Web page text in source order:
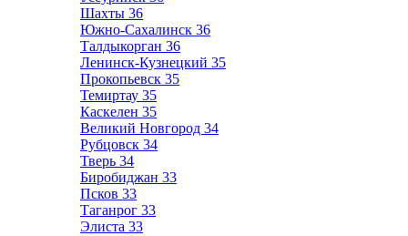
Шахты 36
Южно-Сахалинск 36
Талдыкорган 36
Ленинск-Кузнецкий 35
Прокопьевск 35
Темиртау 35
Каскелен 35
Великий Новгород 34
Рубцовск 34
Тверь 34
Биробиджан 33
Псков 33
Таганрог 33
Элиста 33